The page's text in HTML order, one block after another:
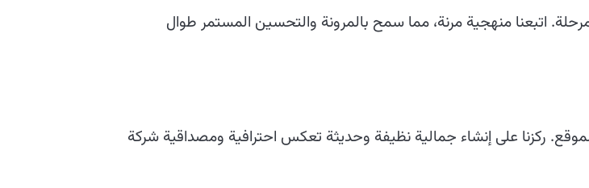
اتبعنا منهجية مرنة، مما سمح بالمرونة والتحسين المستمر طوال
ركزنا على إنشاء جمالية نظيفة وحديثة تعكس احترافية ومصداقية شركة